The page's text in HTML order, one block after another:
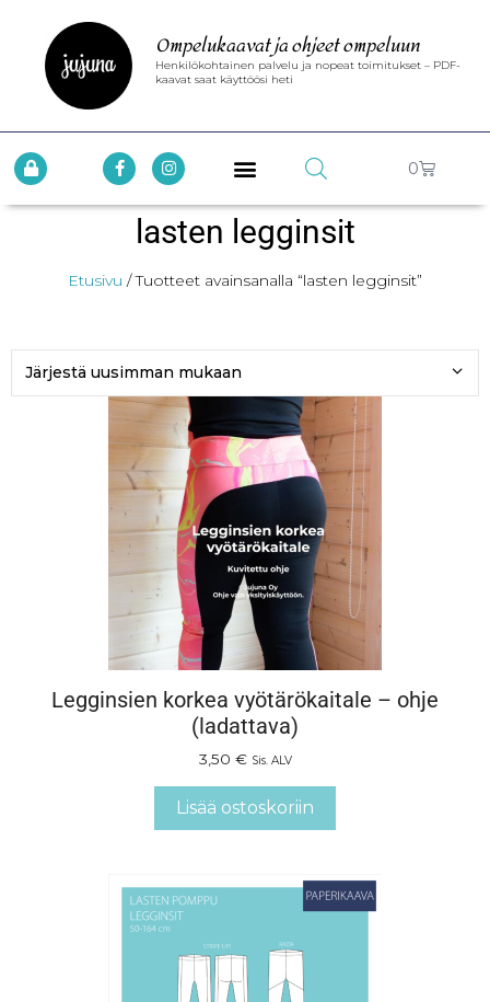
Ompelukaavat ja ohjeet ompeluun
Henkilökohtainen palvelu ja nopeat toimitukset – PDF-
kaavat saat käyttöösi heti
0
lasten legginsit
Etusivu / Tuotteet avainsanalla “lasten legginsit”
Legginsien korkea vyötärökaitale – ohje
(ladattava)
3,50 € Sis. ALV
Lisää ostoskoriin